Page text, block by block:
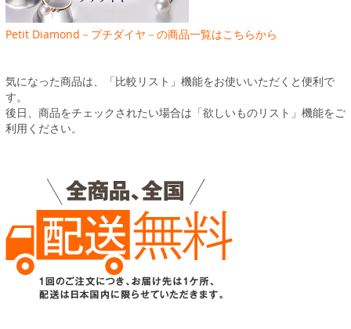
Petit Diamond－プチダイヤ－の商品一覧はこちらから
気になった商品は、「比較リスト」機能をお使いいただくと便利で
す。
後日、商品をチェックされたい場合は「欲しいものリスト」機能をご
利用ください。